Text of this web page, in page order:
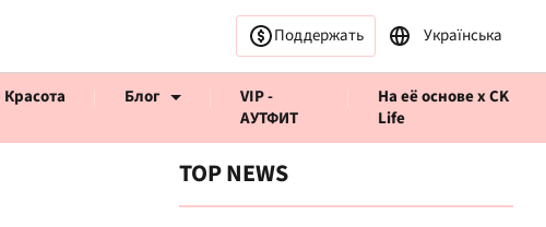
Поддержать Українська
Красота Блог
VIP -
АУТФИТ
На её основе x CK
Life
TOP NEWS